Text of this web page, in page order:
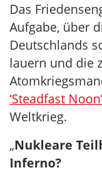
Das
Aufgabe, über
Deutschlands
lauern und die
‘Steadfast Noon’
Weltkrieg.
„Nukleare
Inferno?